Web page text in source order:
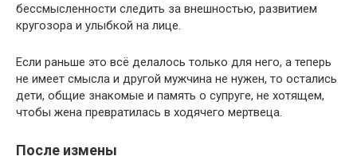
бессмысленности следить за внешностью, развитием
кругозора и улыбкой на лице.
Если раньше это всё делалось только для него, а теперь
не имеет смысла и другой мужчина не нужен, то остались
дети, общие знакомые и память о супруге, не хотящем,
чтобы жена превратилась в ходячего мертвеца.
После измены